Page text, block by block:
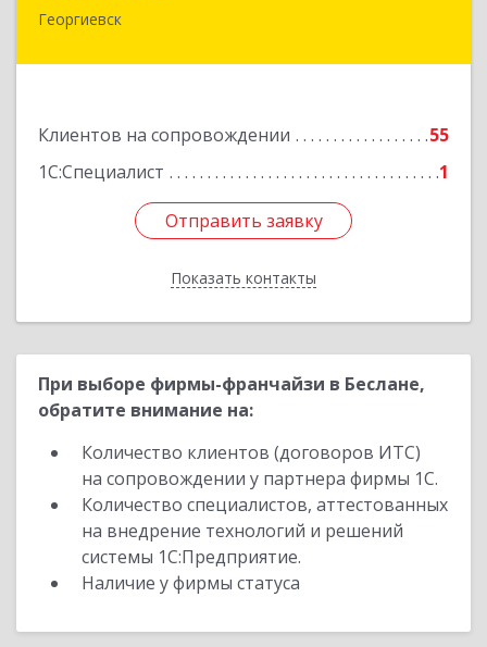
Георгиевск
Клиентов на сопровождении
55
1С:Специалист
1
Отправить заявку
Показать контакты
357820, Ставропольский край, Георгиевск г,
Отправить заявку
Назад
При выборе фирмы-франчайзи в Беслане,
обратите внимание на:
Количество клиентов (договоров ИТС)
на сопровождении у партнера фирмы 1С.
Количество специалистов, аттестованных
на внедрение технологий и решений
системы 1С:Предприятие.
Наличие у фирмы статуса